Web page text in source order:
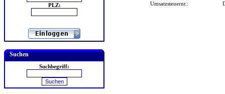
PLZ:
Suchen
Suchbegriff:
Umsatzsteuernr.: